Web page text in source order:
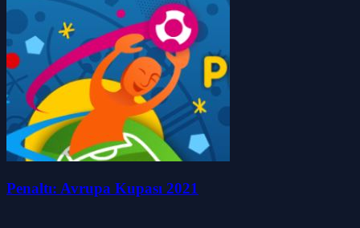
Penaltı: Avrupa Kupası 2021